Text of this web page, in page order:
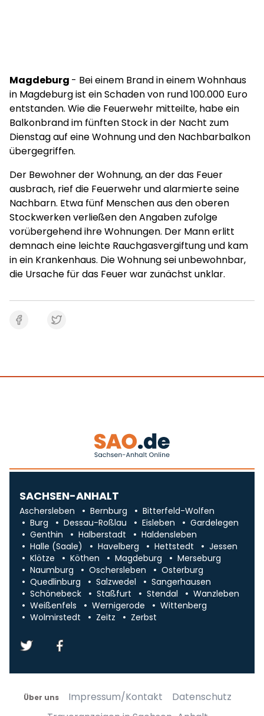
Magdeburg - Bei einem Brand in einem Wohnhaus
in Magdeburg ist ein Schaden von rund 100.000 Euro
entstanden. Wie die Feuerwehr mitteilte, habe ein
Balkonbrand im fünften Stock in der Nacht zum
Dienstag auf eine Wohnung und den Nachbarbalkon
übergegriffen.
Der Bewohner der Wohnung, an der das Feuer
ausbrach, rief die Feuerwehr und alarmierte seine
Nachbarn. Etwa fünf Menschen aus den oberen
Stockwerken verließen den Angaben zufolge
vorübergehend ihre Wohnungen. Der Mann erlitt
demnach eine leichte Rauchgasvergiftung und kam
in ein Krankenhaus. Die Wohnung sei unbewohnbar,
die Ursache für das Feuer war zunächst unklar.
SACHSEN-ANHALT
Aschersleben Bernburg
Bitterfeld-Wolfen
Burg
Dessau-Roßlau Eisleben
Gardelegen
Genthin
Halberstadt
Haldensleben
Halle (Saale)
Havelberg Hettstedt
Jessen
Klötze
Köthen Magdeburg
Merseburg
Naumburg
Oschersleben
Osterburg
Quedlinburg
Salzwedel
Sangerhausen
Schönebeck
Staßfurt Stendal
Wanzleben
Weißenfels
Wernigerode
Wittenberg
Wolmirstedt
Zeitz Zerbst
Über uns Impressum/Kontakt
Datenschutz